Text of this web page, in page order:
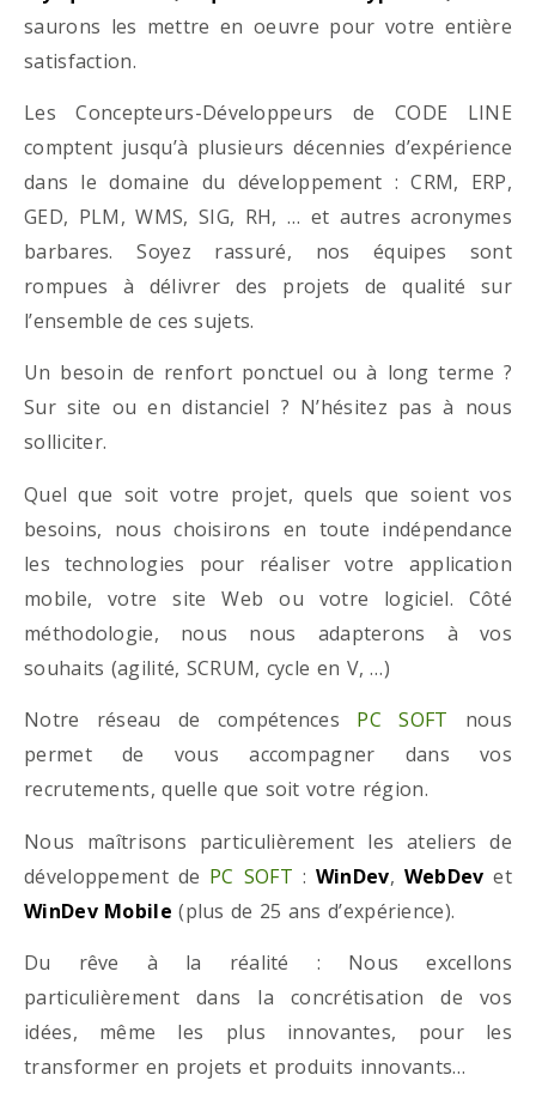
saurons les mettre en oeuvre pour votre entière
satisfaction.
Les Concepteurs-Développeurs de CODE LINE
comptent jusqu’à plusieurs décennies d’expérience
dans le domaine du développement : CRM, ERP,
GED, PLM, WMS, SIG, RH, … et autres acronymes
barbares. Soyez rassuré, nos équipes sont
rompues à délivrer des projets de qualité sur
l’ensemble de ces sujets.
Un besoin de renfort ponctuel ou à long terme ?
Sur site ou en distanciel ? N’hésitez pas à nous
solliciter.
Quel que soit votre projet, quels que soient vos
besoins, nous choisirons en toute indépendance
les technologies pour réaliser votre application
mobile, votre site Web ou votre logiciel. Côté
méthodologie, nous nous adapterons à vos
souhaits (agilité, SCRUM, cycle en V, …)
Notre réseau de compétences PC SOFT nous
permet de vous accompagner dans vos
recrutements, quelle que soit votre région.
Nous maîtrisons particulièrement les ateliers de
développement de PC SOFT : WinDev, WebDev et
WinDev Mobile (plus de 25 ans d’expérience).
Du rêve à la réalité : Nous excellons
particulièrement dans la concrétisation de vos
idées, même les plus innovantes, pour les
transformer en projets et produits innovants…